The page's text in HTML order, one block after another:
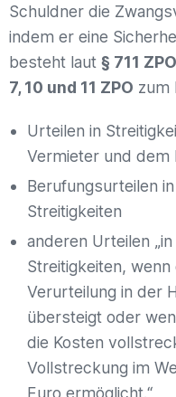
Schuldner die
indem er eine
besteht laut § 711
7, 10 und 11 ZPO zum
Urteilen in
Vermieter und dem
Berufungsurteilen
Streitigkeiten
anderen Urteilen
Streitigkeiten,
Verurteilung in der
übersteigt oder
die Kosten
Vollstreckung im
Euro ermöglicht.“